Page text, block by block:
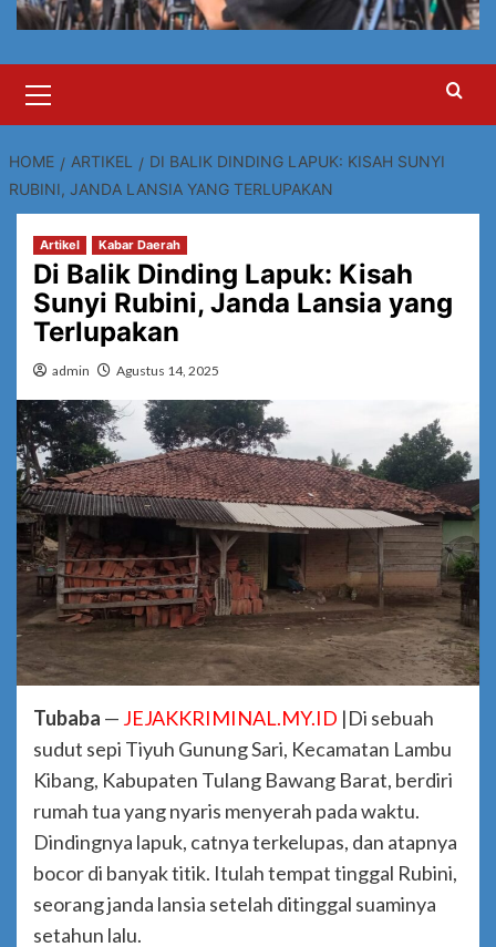
Menu
HOME ARTIKEL
DI BALIK DINDING LAPUK: KISAH SUNYI
RUBINI, JANDA LANSIA YANG TERLUPAKAN
Artikel Kabar Daerah
Di Balik Dinding Lapuk: Kisah
Sunyi Rubini, Janda Lansia yang
Terlupakan
admin Agustus 14, 2025
Tubaba — JEJAKKRIMINAL.MY.ID |Di sebuah
sudut sepi Tiyuh Gunung Sari, Kecamatan Lambu
Kibang, Kabupaten Tulang Bawang Barat, berdiri
rumah tua yang nyaris menyerah pada waktu.
Dindingnya lapuk, catnya terkelupas, dan atapnya
bocor di banyak titik. Itulah tempat tinggal Rubini,
seorang janda lansia setelah ditinggal suaminya
setahun lalu.